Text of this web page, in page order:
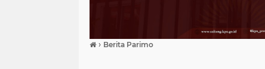
› Berita Parimo